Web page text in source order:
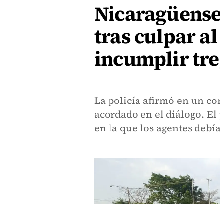
tras culpar
incumplir
La policía afirmó en un
acordado en el diálogo.
en la que los agentes